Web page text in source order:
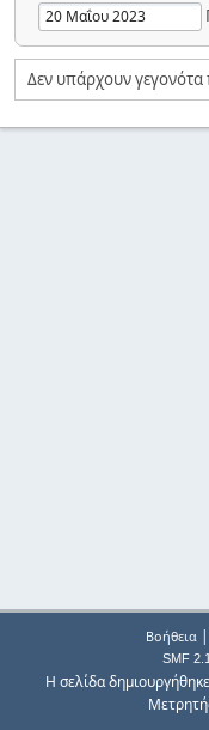
Δεν υπάρχουν
Βοήθεια|
SMF
Η σελίδα